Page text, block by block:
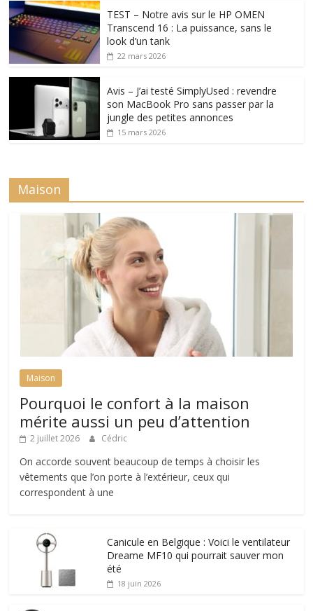
TEST – Notre avis sur le HP OMEN
Transcend 16 : La puissance, sans le
look d’un tank
22 mars 2026
Avis – J’ai testé SimplyUsed : revendre
son MacBook Pro sans passer par la
jungle des petites annonces
15 mars 2026
Maison
Maison
Pourquoi le confort à la maison
mérite aussi un peu d’attention
2 juillet 2026 Cédric
On accorde souvent beaucoup de temps à choisir les
vêtements que l’on porte à l’extérieur, ceux qui
correspondent à une
Canicule en Belgique : Voici le ventilateur
Dreame MF10 qui pourrait sauver mon
été
18 juin 2026